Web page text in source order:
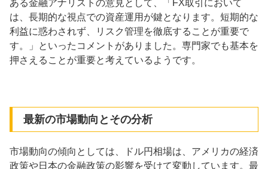
ある金融アナリストの意見として、「FX取引において
は、長期的な視点での資産運用が鍵となります。短期的な
利益に惑わされず、リスク管理を徹底することが重要で
す。」といったコメントがありました。専門家でも基本を
押さえることが重要と考えているようです。
最新の市場動向とその分析
市場動向の傾向としては、ドル円相場は、アメリカの経済
政策や日本の金融政策の影響を受けて変動しています。最